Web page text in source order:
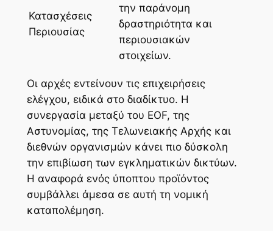
Κατασχέσεις
Περιουσίας
την παράνομη
δραστηριότητα και
περιουσιακών
στοιχείων.
Οι αρχές εντείνουν τις επιχειρήσεις
ελέγχου, ειδικά στο διαδίκτυο. Η
συνεργασία μεταξύ του EOF, της
Αστυνομίας, της Τελωνειακής Αρχής και
διεθνών οργανισμών κάνει πιο δύσκολη
την επιβίωση των εγκληματικών δικτύων.
Η αναφορά ενός ύποπτου προϊόντος
συμβάλλει άμεσα σε αυτή τη νομική
καταπολέμηση.